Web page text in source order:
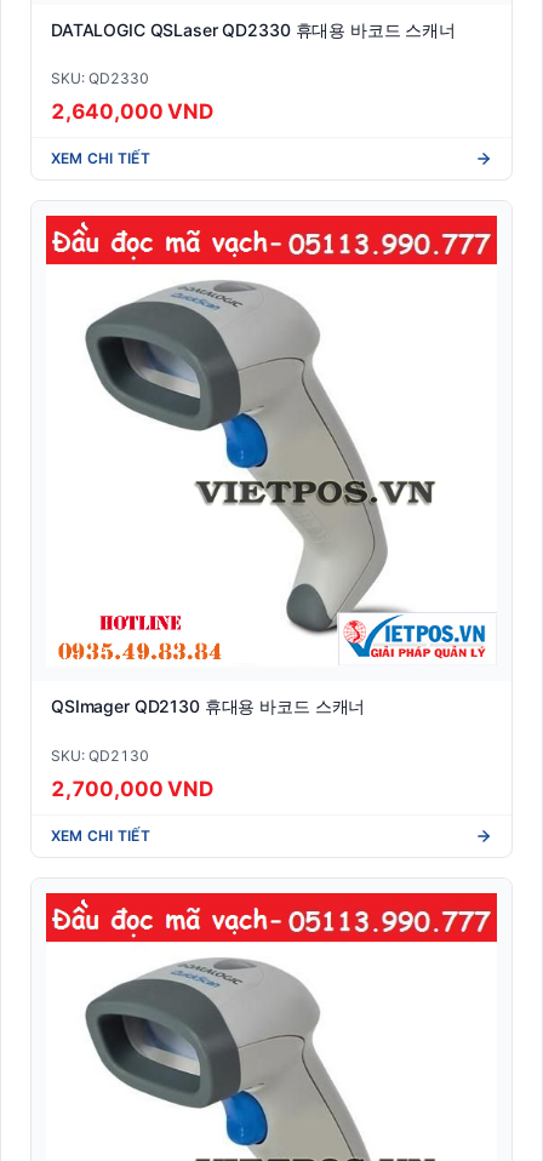
DATALOGIC QSLaser QD2330 휴대용 바코드 스캐너
SKU: QD2330
2,640,000 VND
XEM CHI TIẾT
QSImager QD2130 휴대용 바코드 스캐너
SKU: QD2130
2,700,000 VND
XEM CHI TIẾT